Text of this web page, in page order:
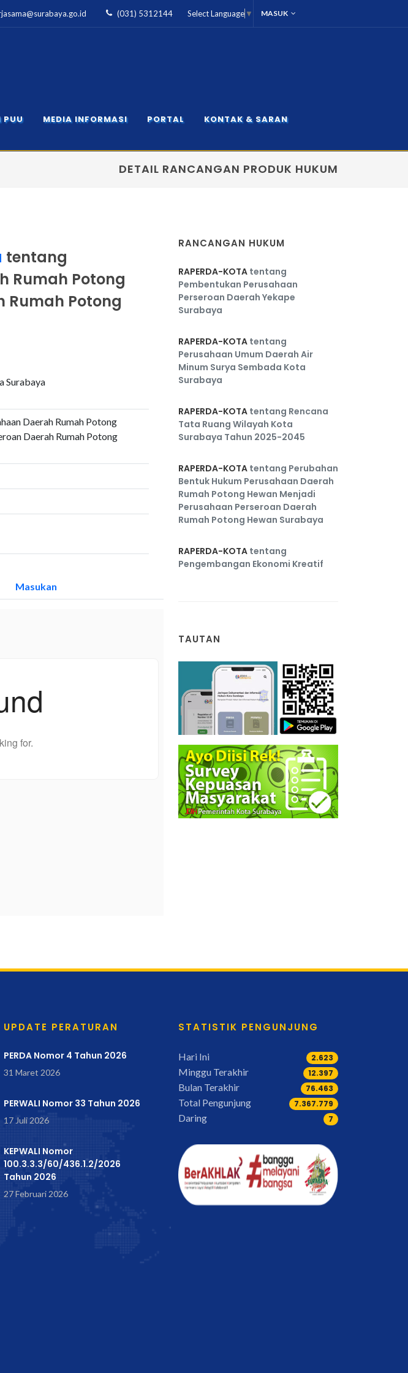
(031) 5312144 Select Language ▼ MASUK
PUU MEDIA INFORMASI PORTAL KONTAK & SARAN
DETAIL RANCANGAN PRODUK HUKUM
tentang
Rumah Potong
Rumah Potong
Surabaya
Daerah Rumah Potong
Daerah Rumah Potong
Masukan
RANCANGAN HUKUM
RAPERDA-KOTA tentang
Pembentukan Perusahaan
Perseroan Daerah Yekape
Surabaya
RAPERDA-KOTA tentang
Perusahaan Umum Daerah Air
Minum Surya Sembada Kota
Surabaya
RAPERDA-KOTA tentang Rencana
Tata Ruang Wilayah Kota
Surabaya Tahun 2025-2045
RAPERDA-KOTA tentang Perubahan
Bentuk Hukum Perusahaan Daerah
Rumah Potong Hewan Menjadi
Perusahaan Perseroan Daerah
Rumah Potong Hewan Surabaya
RAPERDA-KOTA tentang
Pengembangan Ekonomi Kreatif
TAUTAN
UPDATE PERATURAN
PERDA Nomor 4 Tahun 2026
31 Maret 2026
PERWALI Nomor 33 Tahun 2026
17 Juli 2026
KEPWALI Nomor
100.3.3.3/60/436.1.2/2026
Tahun 2026
27 Februari 2026
STATISTIK PENGUNJUNG
Hari Ini 2.623
Minggu Terakhir 15.471
Bulan Terakhir 95.554
Total Pengunjung 9.209.699
Daring 7